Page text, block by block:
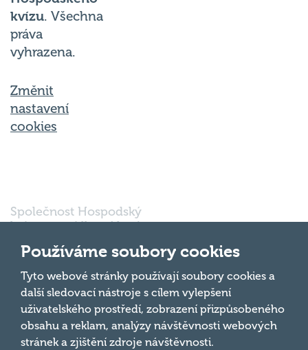
kvízu. Všechna
práva
vyhrazena.
Změnit
nastavení
cookies
Společnost Hospodský
kvíz s.r.o., sídlem Nové
602 00 Brno, IČ:
03980138, DIČ:
CZ03980138 je vedena
pod spisovou značkou
a oddílem 90428 C u
Krajského soudu v
Brně.
Nahoru
Používáme soubory cookies
Tyto webové stránky používají soubory cookies a
další sledovací nástroje s cílem vylepšení
uživatelského prostředí, zobrazení přizpůsobeného
obsahu a reklam, analýzy návštěvnosti webových
stránek a zjištění zdroje návštěvnosti.